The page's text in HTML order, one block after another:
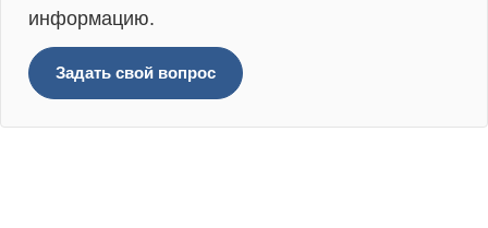
информацию.
Задать свой вопрос